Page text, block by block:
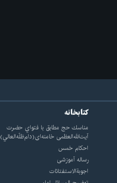
کتابخانه
مناسك حج مطابق با فتواي حضرت
آيت‌الله‌العظمى خامنه‌اى(دام‌ظلّه‌العالي)
احکام خمس
رساله آموزشی
اجوبة‌الاستفتائات